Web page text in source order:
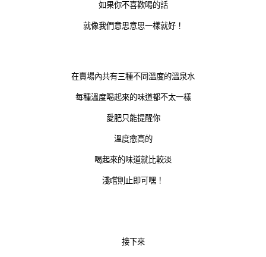
如果你不喜歡喝的話
就像我們意思意思一樣就好！
在賣場內共有三種不同溫度的溫泉水
每種溫度喝起來的味道都不太一樣
愛肥只能提醒你
溫度愈高的
喝起來的味道就比較淡
淺嚐則止即可嘿！
接下來